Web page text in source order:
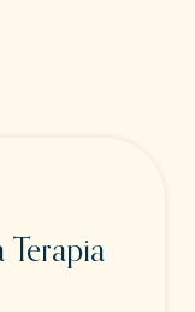
Terapia